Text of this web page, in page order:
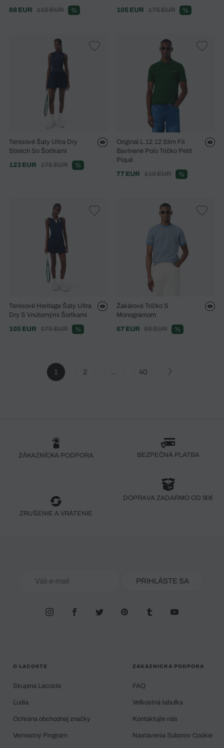
88 EUR
110 EUR %
105 EUR
175 EUR %
Tenisové Šaty Ultra Dry
Stretch So Šortkami
123 EUR
175 EUR %
Original L.12.12 Slim Fit
Bavlnené Polo Tričko Petit
Piqué
77 EUR
110 EUR %
Tenisové Heritage Šaty Ultra
Dry S Vnútornými Šortkami
105 EUR
175 EUR %
Žakárové Tričko S
Monogramom
67 EUR
95 EUR %
1 2 40
ZÁKAZNÍCKA PODPORA BEZPEČNÁ PLATBA
ZRUŠENIE A VRÁTENIE
DOPRAVA ZADARMO OD 90€
PRIHLÁSTE SA
O LACOSTE
Skupina Lacoste
Ľudia
Ochrana obchodnej značky
Vernostný Program
ZÁKAZNÍCKA PODPORA
FAQ
Veľkostná tabuľka
Kontaktujte nás
Nastavenia Súborov Cookie